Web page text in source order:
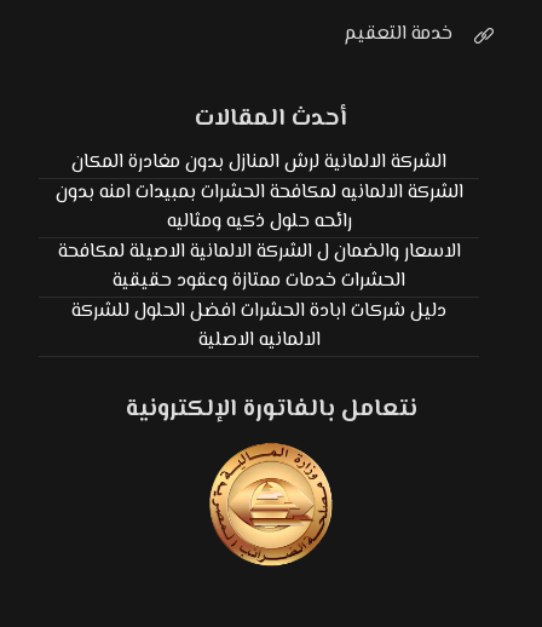
خدمة التعقيم
أحدث المقالات
الشركة الالمانية لرش المنازل بدون مغادرة المكان
الشركة الالمانيه لمكافحة الحشرات بمبيدات امنه بدون
رائحه حلول ذكيه ومثاليه
الاسعار والضمان ل الشركة الالمانية الاصيلة لمكافحة
الحشرات خدمات ممتازة وعقود حقيقية
دليل شركات ابادة الحشرات افضل الحلول للشركة
الالمانيه الاصلية
نتعامل بالفاتورة الإلكترونية